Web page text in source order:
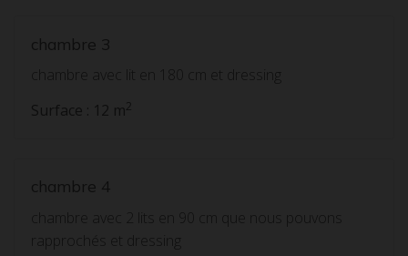
chambre 3
chambre avec lit en 180 cm et dressing
Surface : 12 m2
chambre 4
chambre avec 2 lits en 90 cm que nous pouvons
rapprochés et dressing